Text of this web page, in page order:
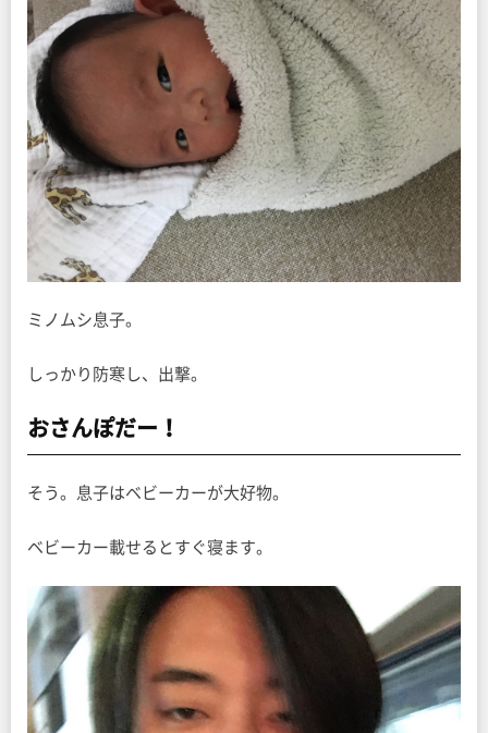
ミノムシ息子。
しっかり防寒し、出撃。
おさんぽだー！
そう。息子はベビーカーが大好物。
ベビーカー載せるとすぐ寝ます。